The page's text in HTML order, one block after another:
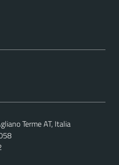
Terme AT, Italia